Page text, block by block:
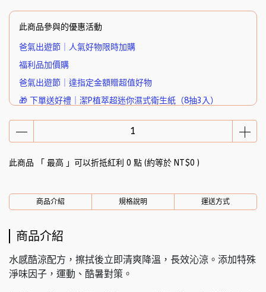
此商品參與的優惠活動
爸氣出遊節｜人氣好物限時加購
福利品加價購
爸氣出遊節｜達指定金額贈超值好物
🎁 下單送好禮｜潔P植萃超迷你濕式衛生紙（8抽3入）
此商品 「 最高 」可以折抵紅利 0 點 (約等於 NT$0 )
商品介紹 規格說明 運送方式
商品介紹
水感酷涼配方，擦拭後立即清爽降溫，長效沁涼。添加特殊
淨味因子，運動、酷暑對策。